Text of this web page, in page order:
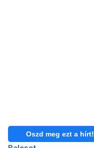
Oszd meg ezt a hírt!